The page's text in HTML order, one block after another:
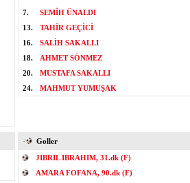
7.
SEMİH ÜNALDI
13.
TAHİR GEÇİCİ
16.
SALİH SAKALLI
18.
AHMET SÖNMEZ
20.
MUSTAFA SAKALLI
24.
MAHMUT YUMUŞAK
Goller
JIBRIL IBRAHIM, 31.dk (F)
AMARA FOFANA, 90.dk (F)